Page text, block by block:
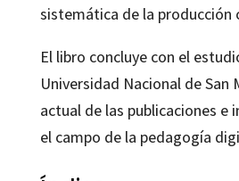
sistemática de la producción
El libro concluye con el
Universidad Nacional de San
actual de las publicaciones e
el campo de la pedagogía